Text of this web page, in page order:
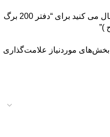
اولین نفری باشید که دیدگاهی را ارسال می کنید برای “دفتر 200 برگ
)”
بخش‌های موردنیاز علامت‌گذاری